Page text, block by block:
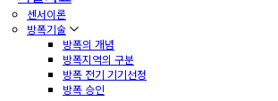
센서이론
방폭기술
방폭의 개념
방폭지역의 구분
방폭 전기 기기선정
방폭 승인